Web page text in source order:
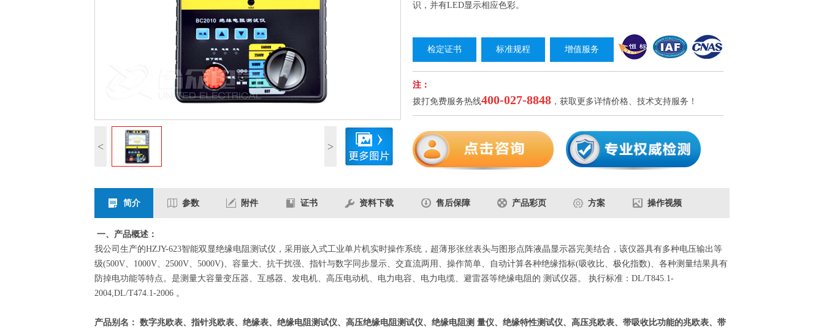
< >
识，并有LED显示相应色彩。
检定证书 标准规程 增值服务
注：
拨打免费服务热线400-027-8848 ，获取更多详情价格、技术支持服务！
简介 参数 附件 证书 资料下载 售后保障 产品彩页 方案 操作视频
一、产品概述：
我公司生产的HZJY-623智能双显绝缘电阻测试仪，采用嵌入式工业单片机实时操作系统，超薄形张丝表头与图形点阵液晶显示器完美结合，该仪器具有多种电压输出等
级(500V、1000V、2500V、5000V)、容量大、抗干扰强、指针与数字同步显示、交直流两用、操作简单、自动计算各种绝缘指标(吸收比、极化指数)、各种测量结果具有
防掉电功能等特点。是测量大容量变压器、互感器、发电机、高压电动机、电力电容、电力电缆、避雷器等绝缘电阻的 测试仪器。
执行标准：DL/T845.1-
2004,DL/T474.1-2006 。
产品别名： 数字兆欧表、指针兆欧表、绝缘表、绝缘电阻测试仪、高压绝缘电阻测试仪、绝缘电阻测 量仪、绝缘特性测试仪、高压兆欧表、带吸收比功能的兆欧表、带